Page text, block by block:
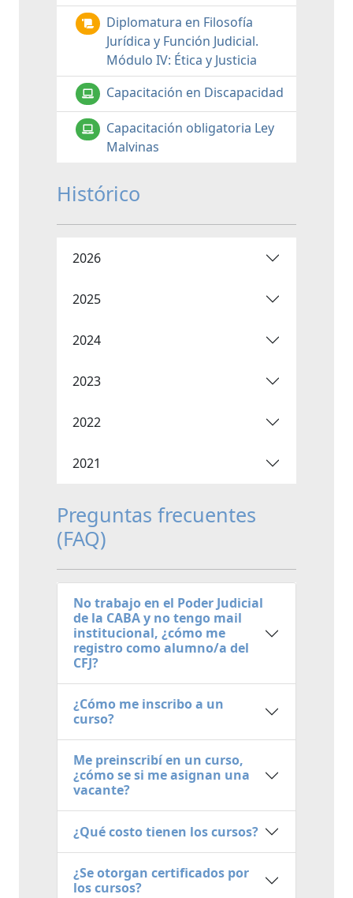
Diplomatura en Filosofía
Jurídica y Función Judicial.
Módulo IV: Ética y Justicia
Capacitación en Discapacidad
Capacitación obligatoria Ley
Malvinas
Histórico
2026
2025
2024
2023
2022
2021
Preguntas frecuentes
(FAQ)
No trabajo en el Poder Judicial
de la CABA y no tengo mail
institucional, ¿cómo me
registro como alumno/a del
CFJ?
¿Cómo me inscribo a un
curso?
Me preinscribí en un curso,
¿cómo se si me asignan una
vacante?
¿Qué costo tienen los cursos?
¿Se otorgan certificados por
los cursos?